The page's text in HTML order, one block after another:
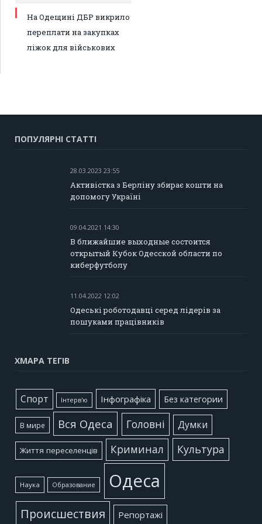
На Одещині ДБР викрило
переплати на закупках
ліжок для військових
ПОПУЛЯРНІ СТАТТІ
28.03.2023 23:55
Активістка з Берліну збирає кошти на
допомогу Україні
09.04.2021 14:30
В ближайшие выходные состоится
открытый Кубок Одесской области по
киберфутболу
11.04.2022 12:02
Одеські роботодавці серед лідерів за
пошуками працівників
ХМАРА ТЕГІВ
Cпорт Інтерв'ю Інфографіка Без категории
В мире Вся Одеса Головні Думки
Життя переселенців Криминал Культура
Наука Образование Одеса
Происшествия Репортажі